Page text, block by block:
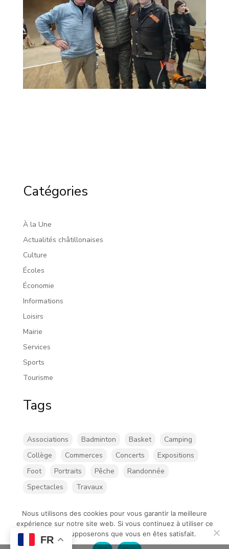
Catégories
À la Une
Actualités châtillonaises
Culture
Écoles
Économie
Informations
Loisirs
Mairie
Services
Sports
Tourisme
Tags
Associations Badminton Basket
Camping
Collège
Commerces Concerts
Expositions
Foot
Portraits Pêche
Randonnée
Spectacles
Travaux
©Chatillon-sur-loire |Mentions légales| Création de
FR
Nous utilisons des cookies pour vous garantir la meilleure
expérience sur notre site web. Si vous continuez à utiliser ce
site, nous supposerons que vous en êtes satisfait.